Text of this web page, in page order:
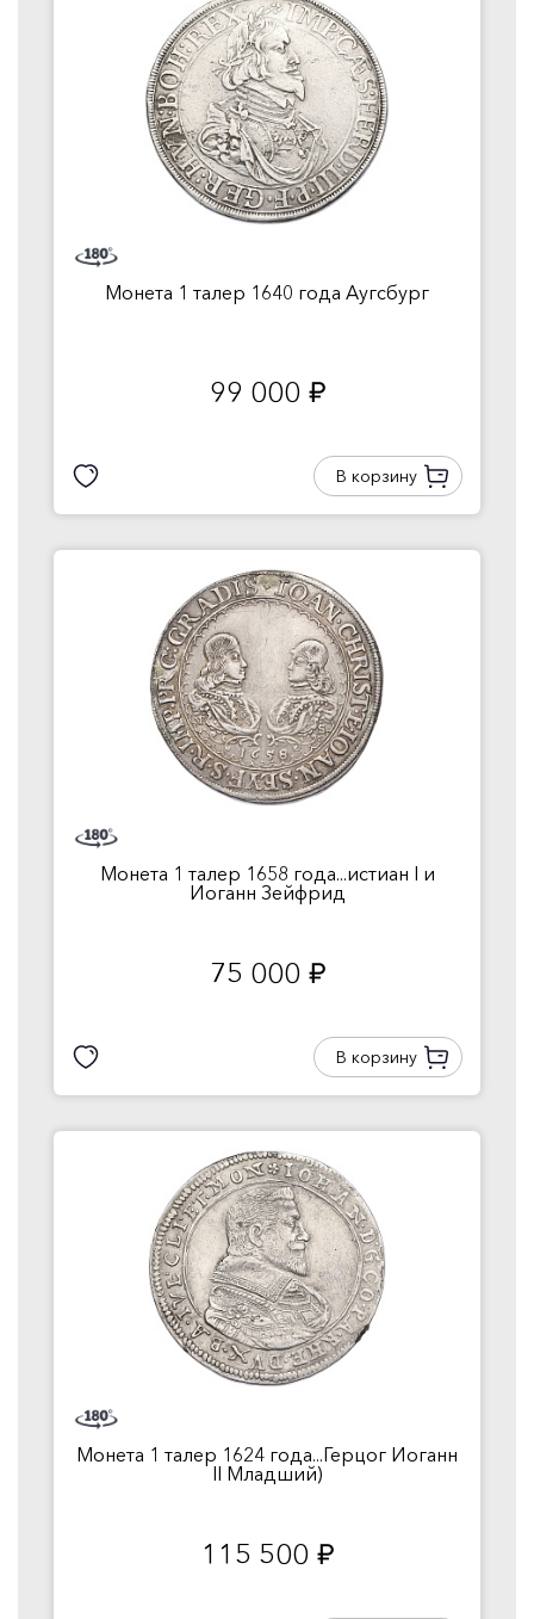
Монета 1 талер 1640 года Аугсбург
99 000 руб.
В корзину
Монета 1 талер 1658 года...истиан I и
Иоганн Зейфрид
75 000 руб.
В корзину
Монета 1 талер 1624 года...Герцог Иоганн
II Младший)
115 500 руб.